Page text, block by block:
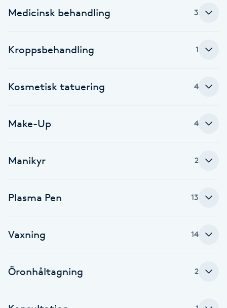
Hyperhidros
Hypnos
Hårborttagning
Hårförlängning
Hälsa
Hälsprickor
Idrottsmassage
Medicinsk behandling 3
Kroppsbehandling 1
Kosmetisk tatuering 4
Make-Up 4
Manikyr 2
Plasma Pen 13
Vaxning 14
Öronhåltagning 2